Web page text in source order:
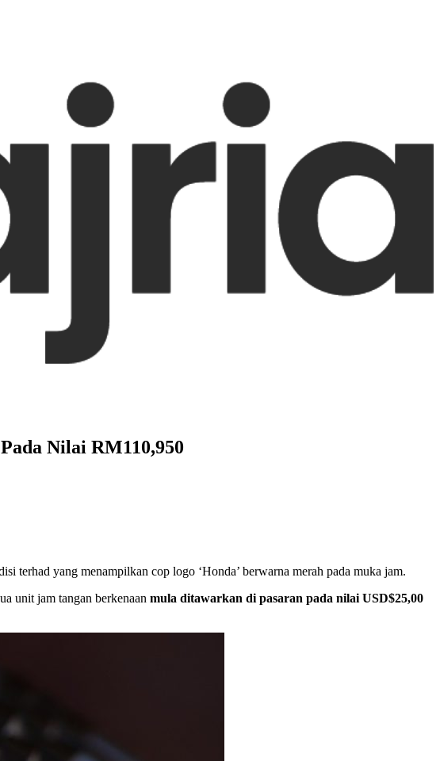
Nilai RM110,950
terhad yang menampilkan cop logo ‘Honda’ berwarna merah pada muka jam.
unit jam tangan berkenaan mula ditawarkan di pasaran pada nilai USD$25,00